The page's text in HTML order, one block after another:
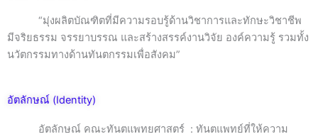
“มุ่งผลิตบัณฑิตที่มีความรอบรู้ด้านวิชาการและทักษะวิชาชีพ
มีจริยธรรม จรรยาบรรณ และสร้างสรรค์งานวิจัย องค์ความรู้ รวมทั้ง
นวัตกรรมทางด้านทันตกรรมเพื่อสังคม”
อัตลักษณ์ (Identity)
อัตลักษณ์ คณะทันตแพทยศาสตร์ : ทันตแพทย์ที่ให้ความ